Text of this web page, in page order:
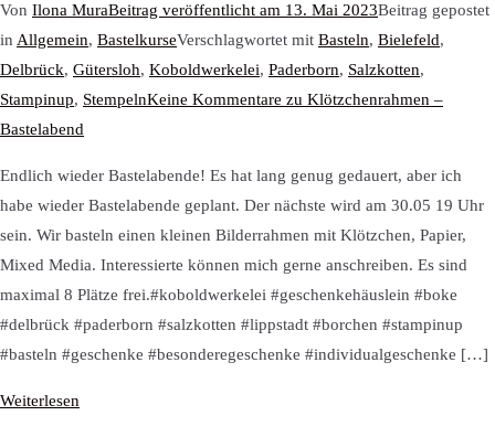
Von Ilona MuraBeitrag veröffentlicht am 13. Mai 2023Beitrag gepostet
in Allgemein, BastelkurseVerschlagwortet mit Basteln, Bielefeld,
Delbrück, Gütersloh, Koboldwerkelei, Paderborn, Salzkotten,
Stampinup, StempelnKeine Kommentare zu Klötzchenrahmen –
Bastelabend
Endlich wieder Bastelabende! Es hat lang genug gedauert, aber ich
habe wieder Bastelabende geplant. Der nächste wird am 30.05 19 Uhr
sein. Wir basteln einen kleinen Bilderrahmen mit Klötzchen, Papier,
Mixed Media. Interessierte können mich gerne anschreiben. Es sind
maximal 8 Plätze frei.#koboldwerkelei #geschenkehäuslein #boke
#delbrück #paderborn #salzkotten #lippstadt #borchen #stampinup
#basteln #geschenke #besonderegeschenke #individualgeschenke […]
Weiterlesen